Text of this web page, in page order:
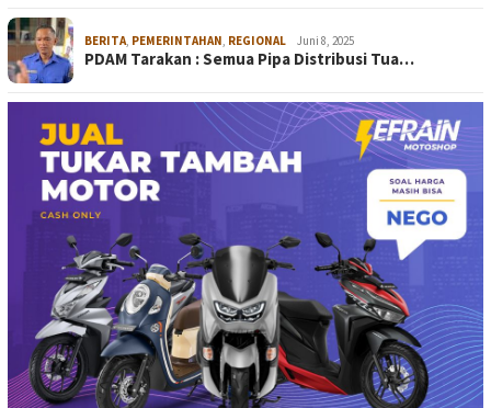
BERITA PEMERINTAHAN REGIONAL Juni 8, 2025
PDAM Tarakan : Semua Pipa Distribusi Tua…